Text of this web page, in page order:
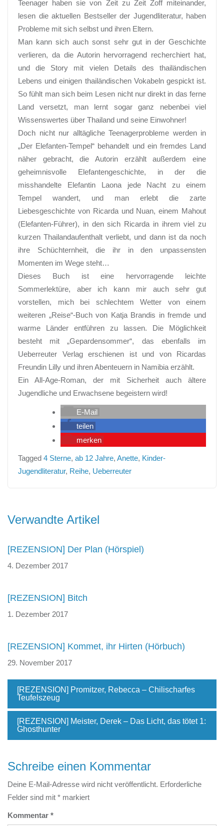
Teenager haben sie von Zeit zu Zeit Zoff miteinander,
lesen die aktuellen Bestseller der Jugendliteratur, haben
Probleme mit sich selbst und ihren Eltern.
Man kann sich auch sonst sehr gut in der Geschichte
verlieren, da die Autorin hervorragend recherchiert hat,
und die Story mit vielen Details des thailändischen
Lebens und einigen thailändischen Vokabeln gespickt ist.
So fühlt man sich beim Lesen nicht nur direkt in das ferne
Land versetzt, man lernt sogar ganz nebenbei viel
Wissenswertes über Thailand und seine Einwohner!
Doch nicht nur alltägliche Teenagerprobleme werden in
„Der Elefanten-Tempel“ behandelt und ein fremdes Land
näher gebracht, die Autorin erzählt außerdem eine
geheimnisvolle Elefantengeschichte, in der die
misshandelte Elefantin Laona jede Nacht zu einem
Tempel wandert, und man erlebt die zarte
Liebesgeschichte von Ricarda und Nuan, einem Mahout
(Elefanten-Führer), in den sich Ricarda in ihrem viel zu
kurzen Thailandaufenthalt verliebt, und dann ist da noch
ihre Schüchternheit, die ihr in den unpassensten
Momenten im Wege steht…
Dieses Buch ist eine hervorragende leichte
Sommerlektüre, aber ich kann mir auch sehr gut
vorstellen, mich bei schlechtem Wetter von einem
weiteren „Reise“-Buch von Katja Brandis in fremde und
warme Länder entführen zu lassen. Die Möglichkeit
besteht mit „Gepardensommer“, das ebenfalls im
Ueberreuter Verlag erschienen ist und von Ricardas
Freundin Lilly und ihren Abenteuern in Namibia erzählt.
Ein All-Age-Roman, der mit Sicherheit auch ältere
Jugendliche und Erwachsene begeistern wird!
E-Mail
teilen
merken
Tagged 4 Sterne, ab 12 Jahre, Anette, Kinder-
Jugendliteratur, Reihe, Ueberreuter
Verwandte Artikel
[REZENSION] Der Plan (Hörspiel)
4. Dezember 2017
[REZENSION] Bitch
1. Dezember 2017
[REZENSION] Kommet, ihr Hirten (Hörbuch)
29. November 2017
Beitragsnavigation
[REZENSION] Promitzer, Rebecca – Chilischarfes
Teufelszeug
[REZENSION] Meister, Derek – Das Licht, das tötet 1:
Ghosthunter
Schreibe einen Kommentar
Deine E-Mail-Adresse wird nicht veröffentlicht. Erforderliche
Felder sind mit * markiert
Kommentar *